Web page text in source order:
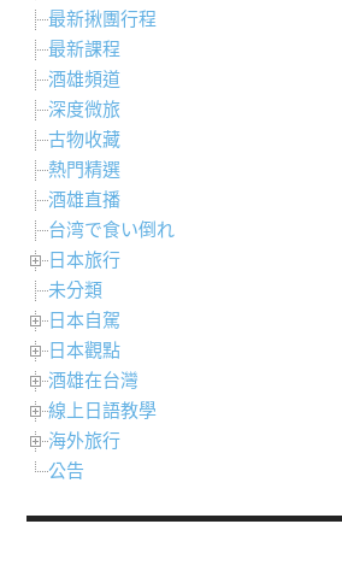
最新揪團行程
最新課程
酒雄頻道
深度微旅
古物收藏
熱門精選
酒雄直播
台湾で食い倒れ
日本旅行
未分類
日本自駕
日本觀點
酒雄在台灣
線上日語教學
海外旅行
公告